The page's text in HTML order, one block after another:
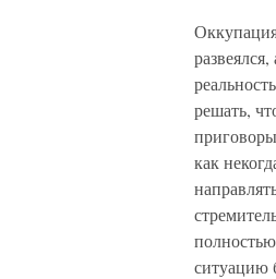
решать,
как
ситуацию